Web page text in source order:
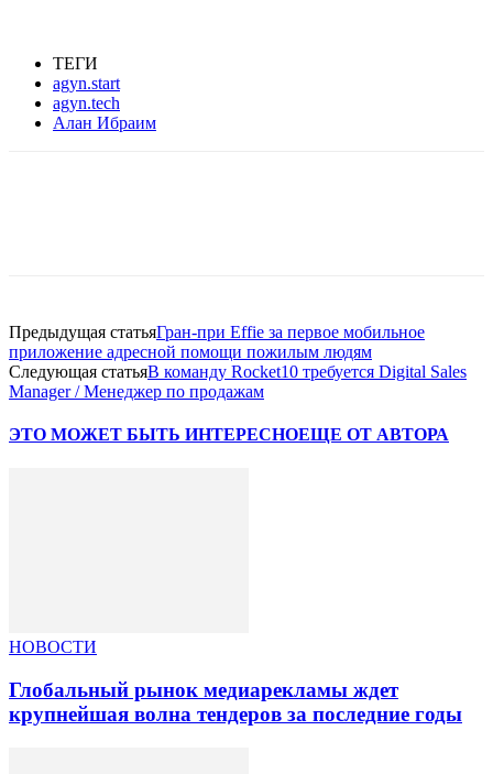
ТЕГИ
agyn.start
agyn.tech
Алан Ибраим
Предыдущая статьяГран-при Effie за первое мобильное
приложение адресной помощи пожилым людям
Следующая статьяВ команду Rocket10 требуется Digital Sales
Manager / Менеджер по продажам
ЭТО МОЖЕТ БЫТЬ ИНТЕРЕСНОЕЩЕ ОТ АВТОРА
НОВОСТИ
Глобальный рынок медиарекламы ждет
крупнейшая волна тендеров за последние годы